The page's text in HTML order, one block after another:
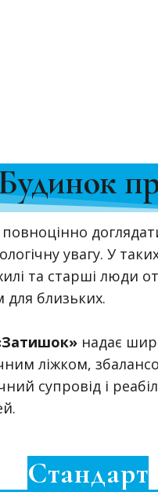
увагу. У
та старші
для близьких.
надає
ліжком,
супровід і
Стандарт